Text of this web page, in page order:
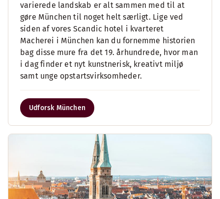
varierede landskab er alt sammen med til at
gøre München til noget helt særligt. Lige ved
siden af vores Scandic hotel i kvarteret
Macherei i München kan du fornemme historien
bag disse mure fra det 19. århundrede, hvor man
i dag finder et nyt kunstnerisk, kreativt miljø
samt unge opstartsvirksomheder.
Udforsk München